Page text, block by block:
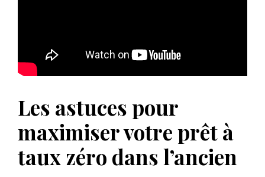
Les astuces pour
maximiser votre prêt à
taux zéro dans l’ancien